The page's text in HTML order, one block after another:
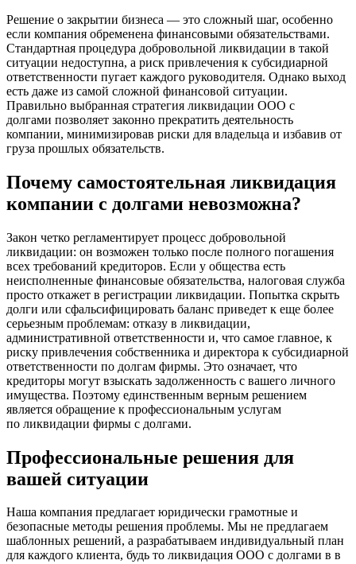
Решение о закрытии бизнеса — это сложный шаг, особенно
если компания обременена финансовыми обязательствами.
Стандартная процедура добровольной ликвидации в такой
ситуации недоступна, а риск привлечения к субсидиарной
ответственности пугает каждого руководителя. Однако выход
есть даже из самой сложной финансовой ситуации.
Правильно выбранная стратегия ликвидации ООО с
долгами позволяет законно прекратить деятельность
компании, минимизировав риски для владельца и избавив от
груза прошлых обязательств.
Почему самостоятельная ликвидация
компании с долгами невозможна?
Закон четко регламентирует процесс добровольной
ликвидации: он возможен только после полного погашения
всех требований кредиторов. Если у общества есть
неисполненные финансовые обязательства, налоговая служба
просто откажет в регистрации ликвидации. Попытка скрыть
долги или сфальсифицировать баланс приведет к еще более
серьезным проблемам: отказу в ликвидации,
административной ответственности и, что самое главное, к
риску привлечения собственника и директора к субсидиарной
ответственности по долгам фирмы. Это означает, что
кредиторы могут взыскать задолженность с вашего личного
имущества. Поэтому единственным верным решением
является обращение к профессиональным услугам
по ликвидации фирмы с долгами.
Профессиональные решения для
вашей ситуации
Наша компания предлагает юридически грамотные и
безопасные методы решения проблемы. Мы не предлагаем
шаблонных решений, а разрабатываем индивидуальный план
для каждого клиента, будь то ликвидация ООО с долгами в в